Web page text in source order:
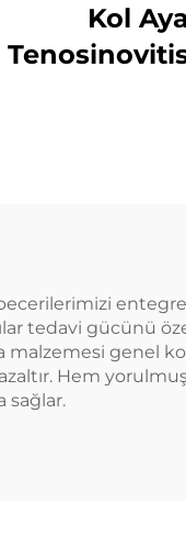
Kol
tedavi gücünü
genel
Hem
sağlar.